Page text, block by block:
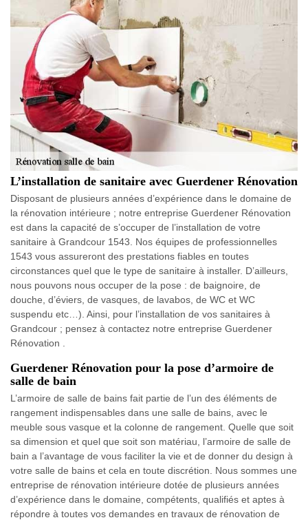
L’installation de sanitaire avec Guerdener Rénovation
Disposant de plusieurs années d’expérience dans le domaine de
la rénovation intérieure ; notre entreprise Guerdener Rénovation
est dans la capacité de s’occuper de l’installation de votre
sanitaire à Grandcour 1543. Nos équipes de professionnelles
1543 vous assureront des prestations fiables en toutes
circonstances quel que le type de sanitaire à installer. D’ailleurs,
nous pouvons nous occuper de la pose : de baignoire, de
douche, d’éviers, de vasques, de lavabos, de WC et WC
suspendu etc…). Ainsi, pour l’installation de vos sanitaires à
Grandcour ; pensez à contactez notre entreprise Guerdener
Rénovation .
Guerdener Rénovation pour la pose d’armoire de
salle de bain
L’armoire de salle de bains fait partie de l’un des éléments de
rangement indispensables dans une salle de bains, avec le
meuble sous vasque et la colonne de rangement. Quelle que soit
sa dimension et quel que soit son matériau, l’armoire de salle de
bain a l’avantage de vous faciliter la vie et de donner du design à
votre salle de bains et cela en toute discrétion. Nous sommes une
entreprise de rénovation intérieure dotée de plusieurs années
d’expérience dans le domaine, compétents, qualifiés et aptes à
répondre à toutes vos demandes en travaux de rénovation de